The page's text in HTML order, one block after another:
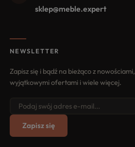
sklep@meble.expert
NEWSLETTER
Zapisz się i bądź na bieżąco z nowościami,
wyjątkowymi ofertami i wiele więcej.
Zapisz się